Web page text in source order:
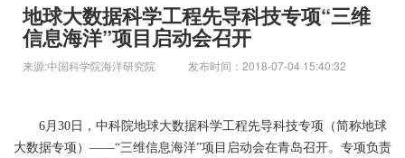
地球大数据科学工程先导科技专项“三维
信息海洋”项目启动会召开
来源:中国科学院海洋研究院 发布时间：2018-07-04 15:40:32
6月 30 日，中科院地球大数据科学工程先导科技专项（简称地球
大数据专项）——“三维信息海洋”项目启动会在青岛召开。专项负责